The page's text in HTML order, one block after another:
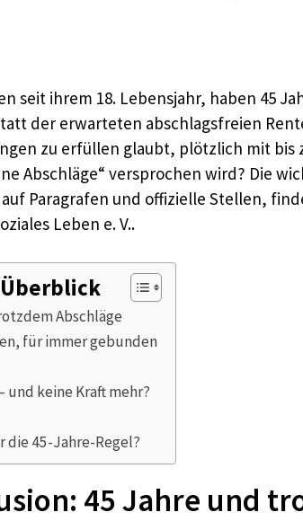
seit ihrem 18. Lebensjahr, haben 45
der erwarteten abschlagsfreien
zu erfüllen glaubt, plötzlich mit
Abschläge“ versprochen wird? Die
Paragrafen und offizielle Stellen,
Leben e. V..
Abschläge
für immer gebunden
und keine Kraft mehr?
die 45-Jahre-Regel?
45 Jahre und